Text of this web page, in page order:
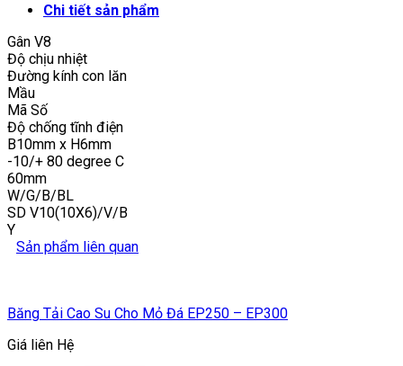
Chi tiết sản phẩm
Gân V8
Độ chịu nhiệt
Đường kính con lăn
Mầu
Mã Số
Độ chống tĩnh điện
B10mm x H6mm
-10/+ 80 degree C
60mm
W/G/B/BL
SD V10(10X6)/V/B
Y
Sản phẩm liên quan
Băng Tải Cao Su Cho Mỏ Đá EP250 – EP300
Giá liên Hệ